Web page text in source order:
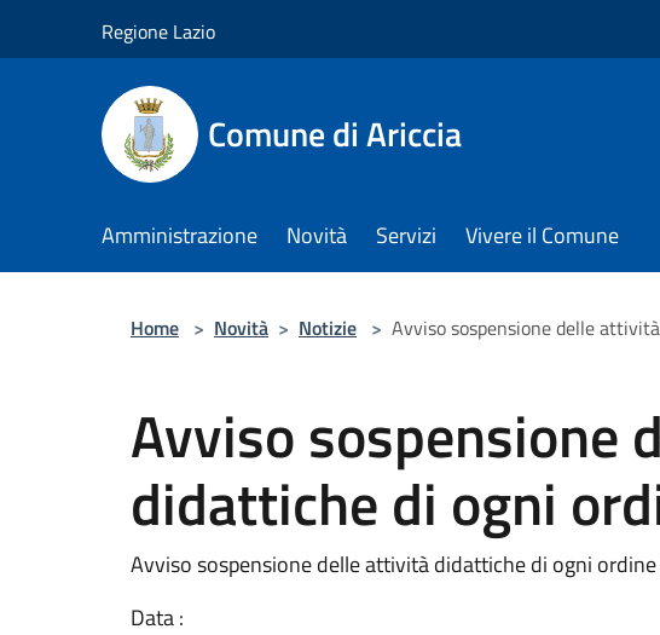
Regione Lazio
Comune di Ariccia
Amministrazione Novità Servizi Vivere il Comune
Home > Novità > Notizie > Avviso sospensione delle
Avviso sospensione
didattiche di ogni
Avviso sospensione delle attività didattiche di ogni
Data :